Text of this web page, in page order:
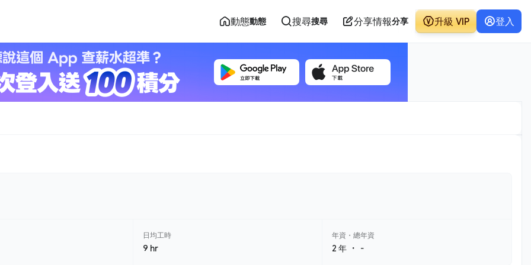
動態動態 搜尋搜尋 分享情報分享 升級 VIP 登入
日均工時
9 hr
年資・總年資
2 年 ・ -